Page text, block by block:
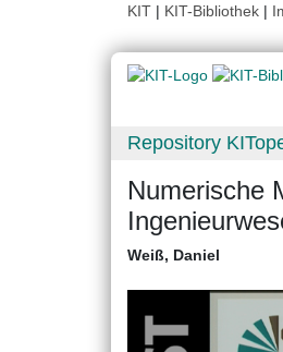
KIT | KIT-Bibliothek |
Repository
Numerische
Weiß, Daniel